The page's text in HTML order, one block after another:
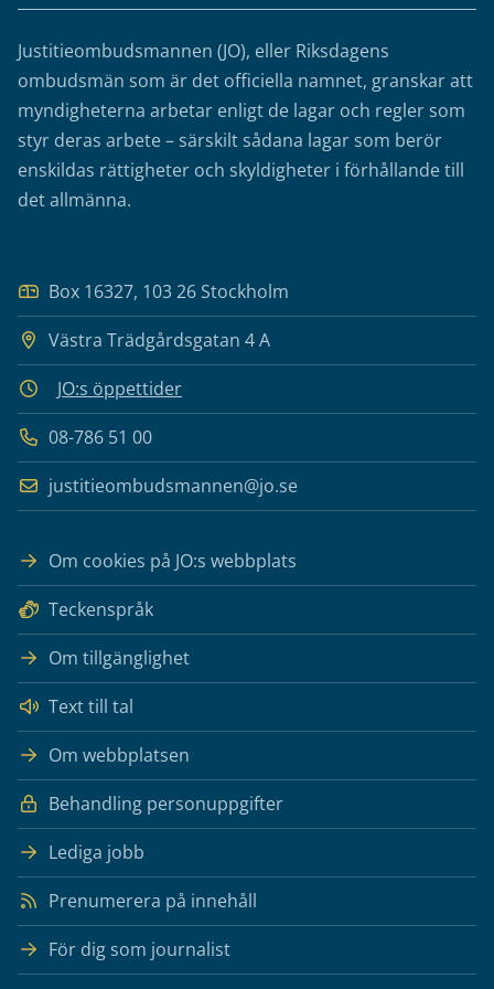
Justitieombudsmannen (JO), eller Riksdagens
ombudsmän som är det officiella namnet, granskar att
myndigheterna arbetar enligt de lagar och regler som
styr deras arbete – särskilt sådana lagar som berör
enskildas rättigheter och skyldigheter i förhållande till
det allmänna.
Box 16327, 103 26 Stockholm
Västra Trädgårdsgatan 4 A
JO:s öppettider
08-786 51 00
justitieombudsmannen@jo.se
Om cookies på JO:s webbplats
Teckenspråk
Om tillgänglighet
Text till tal
Om webbplatsen
Behandling personuppgifter
Lediga jobb
Prenumerera på innehåll
För dig som journalist